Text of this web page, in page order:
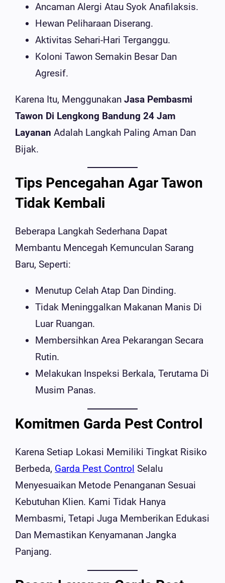
Ancaman Alergi Atau Syok Anafilaksis.
Hewan Peliharaan Diserang.
Aktivitas Sehari-Hari Terganggu.
Koloni Tawon Semakin Besar Dan
Agresif.
Karena Itu, Menggunakan Jasa Pembasmi
Tawon Di Lengkong Bandung 24 Jam
Layanan Adalah Langkah Paling Aman Dan
Bijak.
Tips Pencegahan Agar Tawon
Tidak Kembali
Beberapa Langkah Sederhana Dapat
Membantu Mencegah Kemunculan Sarang
Baru, Seperti:
Menutup Celah Atap Dan Dinding.
Tidak Meninggalkan Makanan Manis Di
Luar Ruangan.
Membersihkan Area Pekarangan Secara
Rutin.
Melakukan Inspeksi Berkala, Terutama Di
Musim Panas.
Komitmen Garda Pest Control
Karena Setiap Lokasi Memiliki Tingkat Risiko
Berbeda, Garda Pest Control Selalu
Menyesuaikan Metode Penanganan Sesuai
Kebutuhan Klien. Kami Tidak Hanya
Membasmi, Tetapi Juga Memberikan Edukasi
Dan Memastikan Kenyamanan Jangka
Panjang.